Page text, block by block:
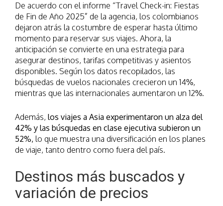
De acuerdo con el informe “Travel Check-in: Fiestas
de Fin de Año 2025” de la agencia, los colombianos
dejaron atrás la costumbre de esperar hasta último
momento para reservar sus viajes. Ahora, la
anticipación se convierte en una estrategia para
asegurar destinos, tarifas competitivas y asientos
disponibles. Según los datos recopilados, las
búsquedas de vuelos nacionales crecieron un 14%,
mientras que las internacionales aumentaron un 12%.
Además, los viajes a Asia experimentaron un alza del
42% y las búsquedas en clase ejecutiva subieron un
52%, lo que muestra una diversificación en los planes
de viaje, tanto dentro como fuera del país.
Destinos más buscados y
variación de precios